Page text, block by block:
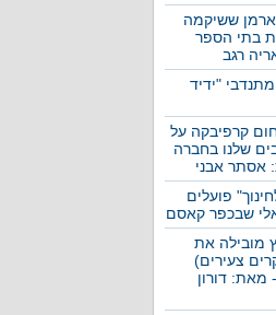
ארמן ששיקמה
בתי הספר
רגב
"ידיד
קרפיבקה על
שלנו בחברה
אסתר אבני
פועלים
שבכפר קאסם
מובילה את
צעירים)
מאת: דורון